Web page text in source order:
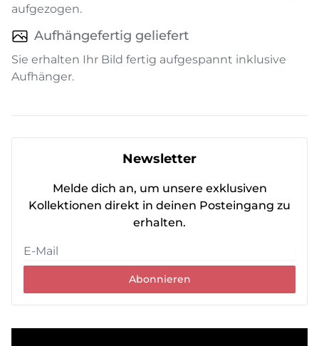
aufgezogen.
Aufhängefertig geliefert
Sie erhalten Ihr Bild fertig aufgespannt inklusive
Aufhänger.
Newsletter
Melde dich an, um unsere exklusiven
Kollektionen direkt in deinen Posteingang zu
erhalten.
Abonnieren